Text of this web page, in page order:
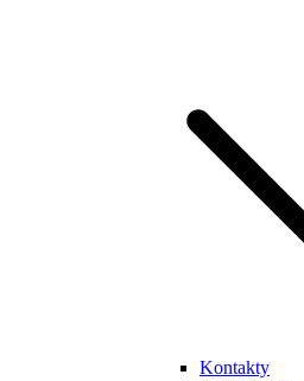
Kontakty